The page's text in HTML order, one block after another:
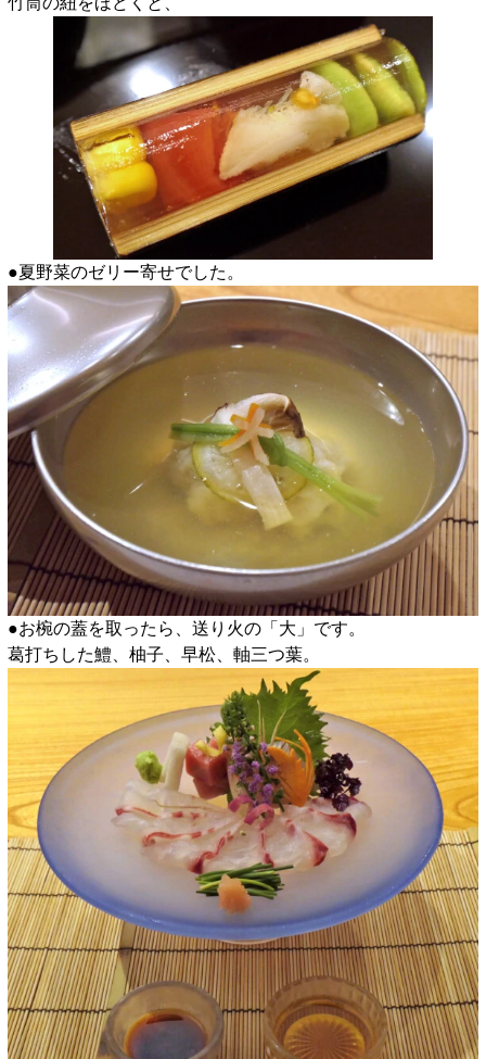
●夏野菜のゼリー寄せでした。
●お椀の蓋を取ったら、送り火の「大」です。
葛打ちした鱧、柚子、早松、軸三つ葉。